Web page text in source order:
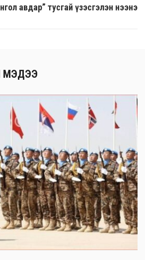
авдар” тусгай үзэсгэлэн нээнэ
МЭДЭЭ